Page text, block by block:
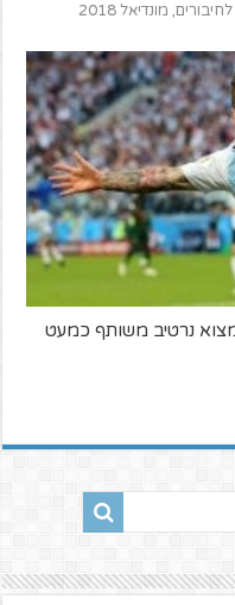
לחיבורים, מונדיאל 2018
נרטיב משותף כמעט